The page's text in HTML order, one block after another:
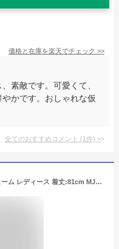
価格と在庫を楽天でチェック >>
素敵です。可愛くて、
かです。おしゃれな仮
全てのおすすめコメント (1件) >
丸惣(Marusou) パンプキン コスチューム レディース 着丈:81cm MJP-696